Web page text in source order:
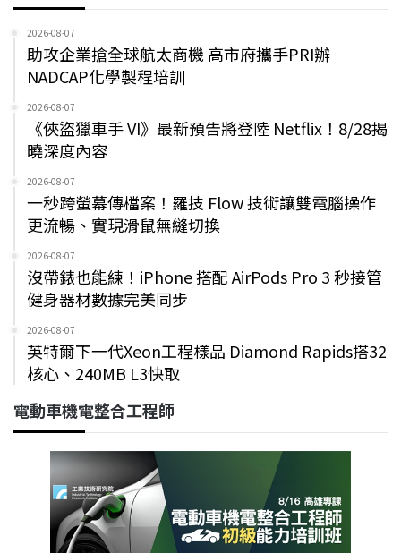
2026-08-07
助攻企業搶全球航太商機 高市府攜手PRI辦
NADCAP化學製程培訓
2026-08-07
《俠盜獵車手 VI》最新預告將登陸 Netflix！8/28揭
曉深度內容
2026-08-07
一秒跨螢幕傳檔案！羅技 Flow 技術讓雙電腦操作
更流暢、實現滑鼠無縫切換
2026-08-07
沒帶錶也能練！iPhone 搭配 AirPods Pro 3 秒接管
健身器材數據完美同步
2026-08-07
英特爾下一代Xeon工程樣品 Diamond Rapids搭32
核心、240MB L3快取
電動車機電整合工程師